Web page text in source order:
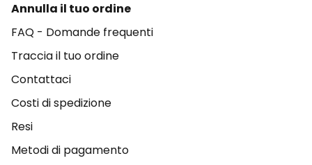
Annulla il tuo ordine
FAQ - Domande frequenti
Traccia il tuo ordine
Contattaci
Costi di spedizione
Resi
Metodi di pagamento